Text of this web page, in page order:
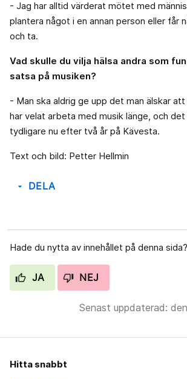
- Jag har alltid värderat mötet med
plantera något i en annan person eller får
och ta.
Vad skulle du vilja hälsa andra som
satsa på musiken?
- Man ska aldrig ge upp det man älskar
har velat arbeta med musik länge, och det
tydligare nu efter två år på Kävesta.
Text och bild: Petter Hellmin
arrow_drop_down DELA
Hade du nytta av innehållet på denna sida?
JA NEJ
Senast uppdaterad:
Hitta snabbt